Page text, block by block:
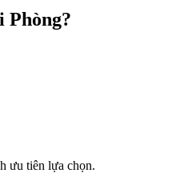
Phòng?
ưu tiên lựa chọn.